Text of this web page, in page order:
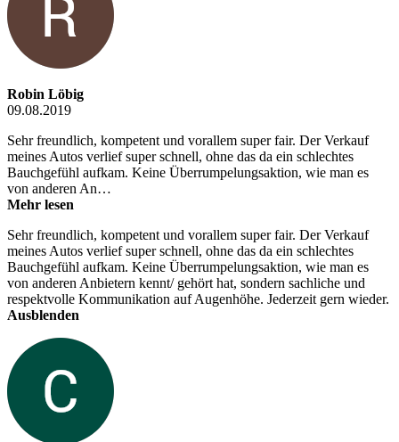
Robin Löbig
09.08.2019
Sehr freundlich, kompetent und vorallem super fair. Der Verkauf
meines Autos verlief super schnell, ohne das da ein schlechtes
Bauchgefühl aufkam. Keine Überrumpelungsaktion, wie man es
von anderen An…
Mehr lesen
Sehr freundlich, kompetent und vorallem super fair. Der Verkauf
meines Autos verlief super schnell, ohne das da ein schlechtes
Bauchgefühl aufkam. Keine Überrumpelungsaktion, wie man es
von anderen Anbietern kennt/ gehört hat, sondern sachliche und
respektvolle Kommunikation auf Augenhöhe. Jederzeit gern wieder.
Ausblenden